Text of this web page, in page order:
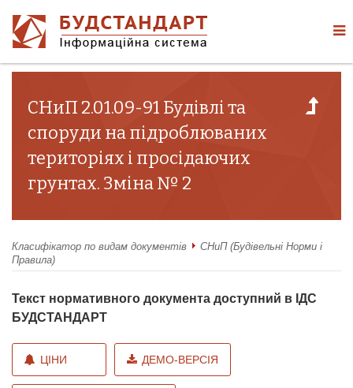
СНиП 2.01.09-91 Будівлі та
споруди на підроблюваних
територіях і просідаючих
грунтах. Зміна № 2
Класифікатор по видам документів
СНиП (Будівельні Норми і
Правила)
Текст нормативного документа доступний в ІДС
БУДСТАНДАРТ
ЦІНИ ДЕМО-ВЕРСІЯ